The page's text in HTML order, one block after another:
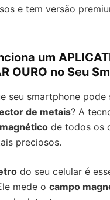
e tem versão
um
OURO no Seu
seu smartphone pode
de metais? A
de todos os
preciosos.
do seu celular é
mede o campo